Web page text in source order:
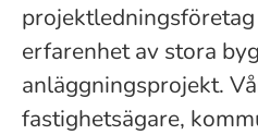
erfarenhet av stora
anläggningsprojekt.
fastighetsägare,